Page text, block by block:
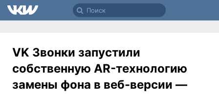
VK Звонки запустили
собственную AR-технологию
замены фона в веб-версии —